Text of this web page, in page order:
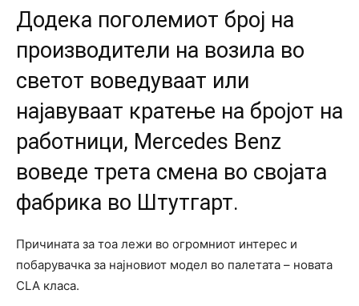
Додека поголемиот број на
производители на возила во
светот воведуваат или
најавуваат кратење на бројот на
работници, Mercedes Benz
воведе трета смена во својата
фабрика во Штутгарт.
Причината за тоа лежи во огромниот интерес и
побарувачка за најновиот модел во палетата – новата
CLA класа.